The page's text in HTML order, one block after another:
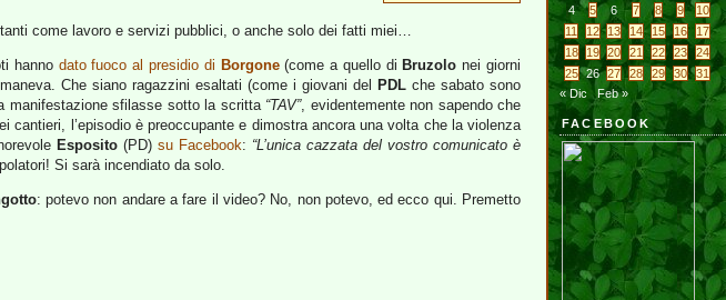
come lavoro e servizi pubblici, o anche solo dei fatti miei…
hanno dato fuoco al presidio di Borgone(come a quello di Bruzolo nei giorni
Che siano ragazzini esaltati (come i giovani del PDLche sabato sono
manifestazione sfilasse sotto la scritta “TAV”, evidentemente non sapendo che
l’episodio è preoccupante e dimostra ancora una volta che la violenza
Esposito (PD) su Facebook: “L’unica cazzata del vostro comunicato è
Si sarà incendiato da solo.
: potevo non andare a fare il video? No, non potevo, ed ecco qui. Premetto
4
5 6 7 8 9
10
11
12 13 14 15 16
17
18
19 20 21 22 23
24
25 26 27 28 29 30
31
« Dic
Feb »
FACEBOOK